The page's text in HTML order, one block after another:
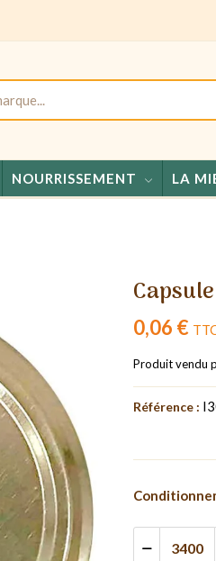
NOURRISSEMENT LA
0,06 €
Produit vendu
Référence :